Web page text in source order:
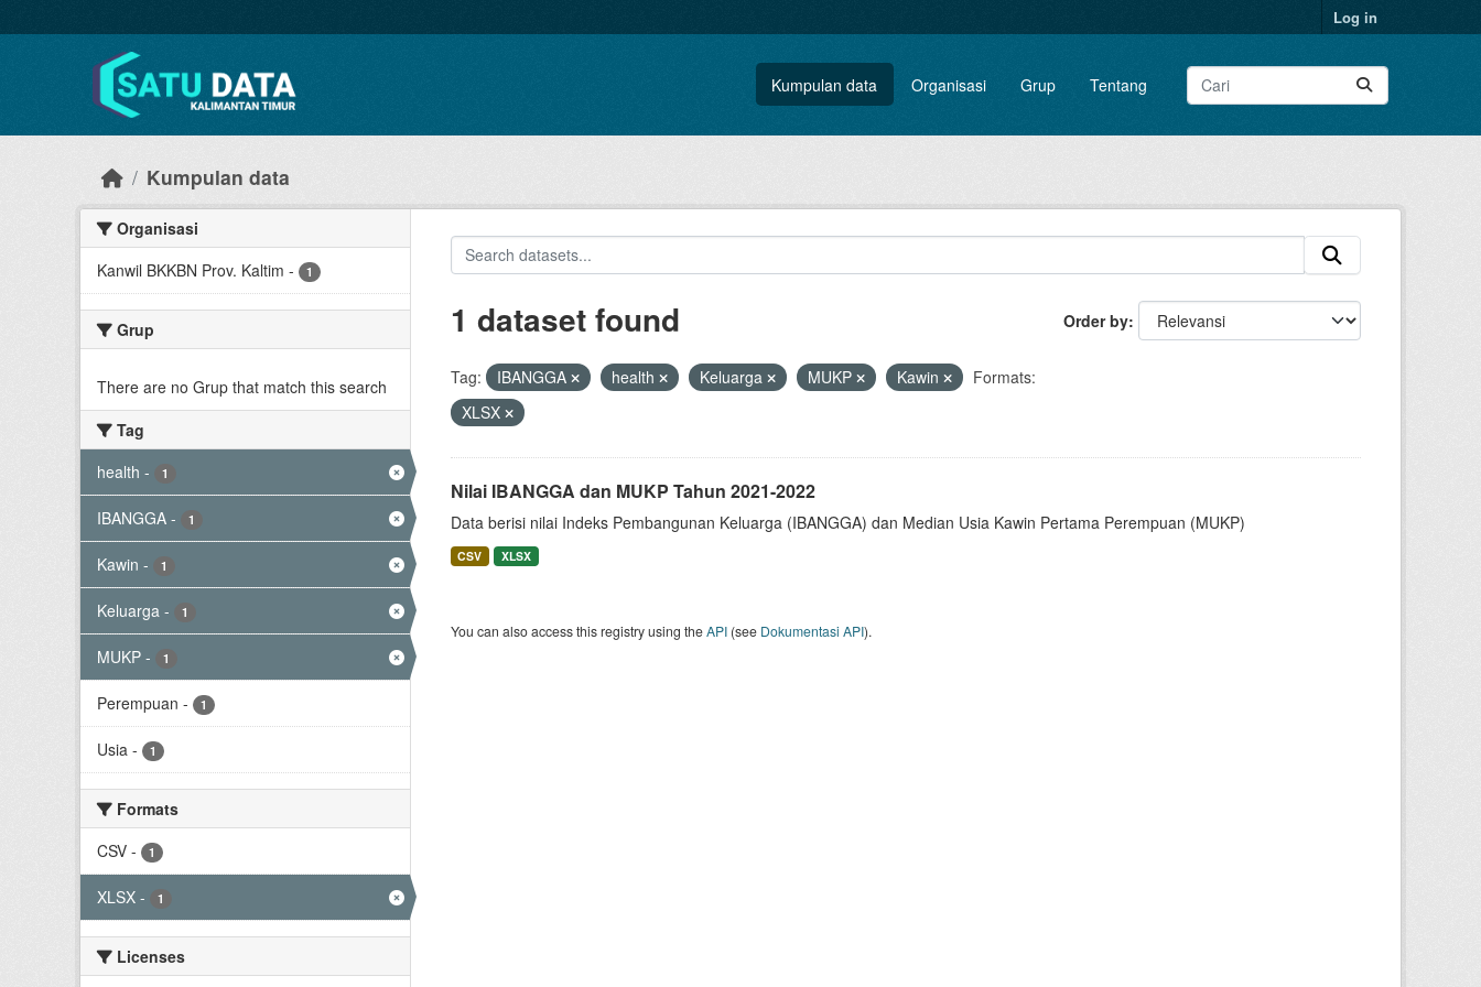
Log in
Kumpulan data Organisasi Grup Tentang
Kumpulan data
Organisasi
Kanwil BKKBN Prov. Kaltim - 1
Grup
There are no Grup that match this search
Tag
health - 1
IBANGGA - 1
Kawin - 1
Keluarga - 1
MUKP - 1
Perempuan - 1
Usia - 1
Formats
CSV - 1
XLSX - 1
Licenses
Order by
1 dataset found
Tag: IBANGGA health Keluarga MUKP Kawin
Formats:
XLSX
Nilai IBANGGA dan MUKP Tahun 2021-2022
Data berisi nilai Indeks Pembangunan Keluarga (IBANGGA) dan Median Usia Kawin Pertama Perempuan (MUKP)
CSV XLSX
You can also access this registry using theAPI(see Dokumentasi API).